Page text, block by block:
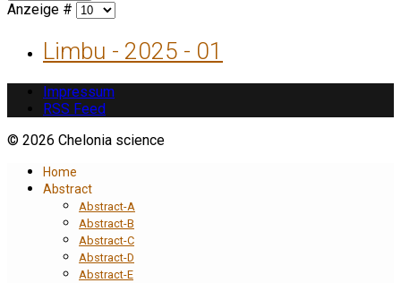
Anzeige #
Limbu - 2025 - 01
Impressum
RSS Feed
© 2026 Chelonia science
Home
Abstract
Abstract-A
Abstract-B
Abstract-C
Abstract-D
Abstract-E